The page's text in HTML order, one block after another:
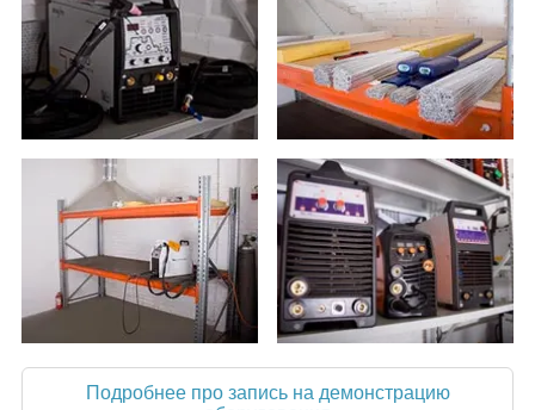
Подробнее про запись на демонстрацию